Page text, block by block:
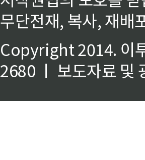
무단전재, 복사, 재배
Copyright 2014. 이
2680 ㅣ 보도자료